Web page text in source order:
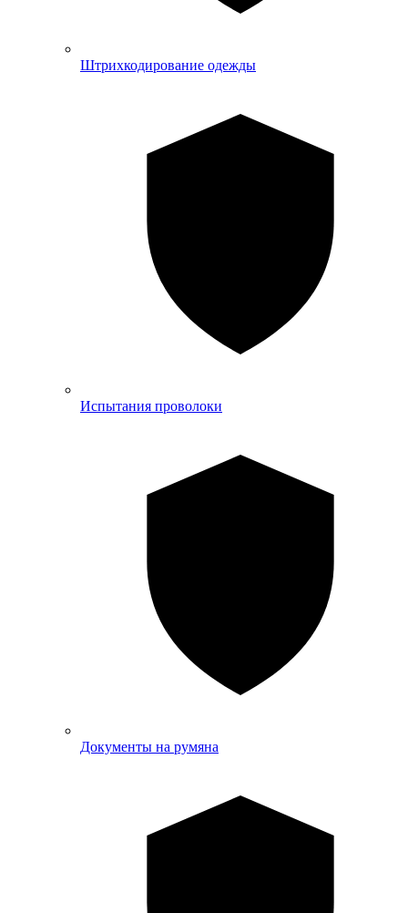
Штрихкодирование одежды
Испытания проволоки
Документы на румяна